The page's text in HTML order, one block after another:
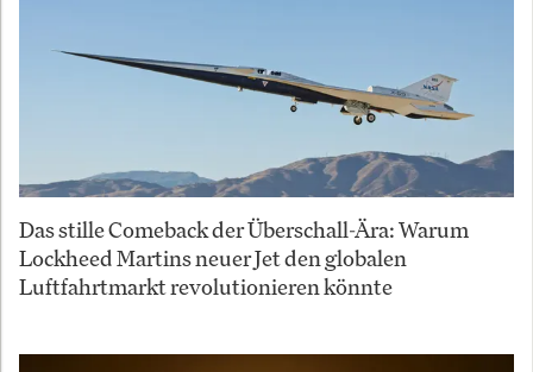
Das stille Comeback der Überschall-Ära: Warum
Lockheed Martins neuer Jet den globalen
Luftfahrtmarkt revolutionieren könnte